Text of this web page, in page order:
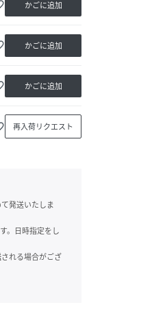
かごに追加
かごに追加
かごに追加
再入荷リクエスト
発送いたしま
。日時指定をし
される場合がござ